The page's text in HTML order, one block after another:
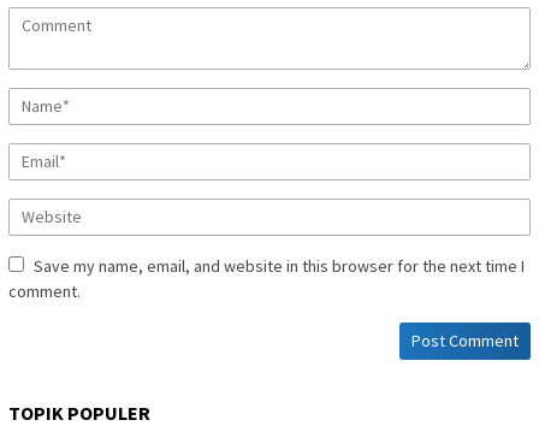
Save my name, email, and website in this browser for the next time I
comment.
TOPIK POPULER